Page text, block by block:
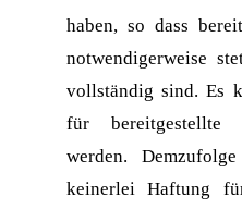
haben, so dass
notwendigerweise
vollständig sind. Es
für bereitgestellte
werden.
keinerlei Haftung